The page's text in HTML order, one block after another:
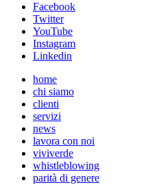
Facebook
Twitter
YouTube
Instagram
Linkedin
home
chi siamo
clienti
servizi
news
lavora con noi
viviverde
whistleblowing
parità di genere